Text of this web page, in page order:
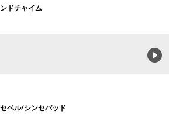
ドチャイム
ベル/シンセパッド